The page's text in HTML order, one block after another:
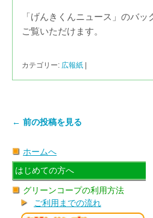
「げんきくんニュース」のバッ
ご覧いただけます。
カテゴリー: 広報紙 |
← 前の投稿を見る
ホームへ
はじめての方へ
グリーンコープの利用方法
ご利用までの流れ